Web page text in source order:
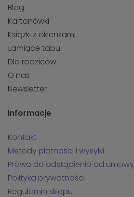
Blog
Kartonówki
Książki z okienkami
Łamiące tabu
Dla rodziców
O nas
Newsletter
Informacje
Kontakt
Metody płatności i wysyłki
Prawo do odstąpienia od umowy
Polityka prywatności
Regulamin sklepu